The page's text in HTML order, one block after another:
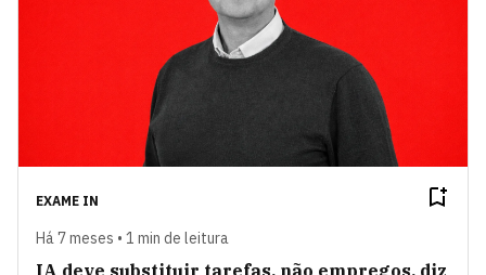
EXAME IN
Há 7 meses • 1 min de leitura
IA deve substituir tarefas, não empregos, diz